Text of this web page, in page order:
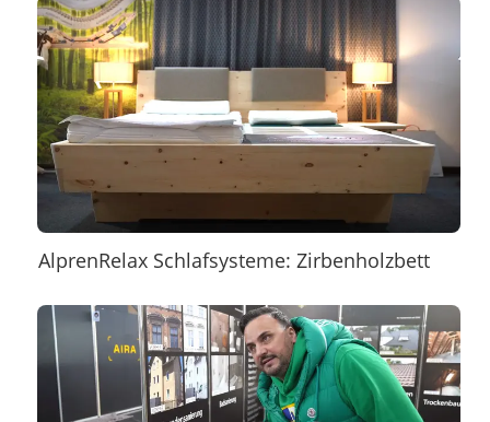
AlprenRelax Schlafsysteme: Zirbenholzbett